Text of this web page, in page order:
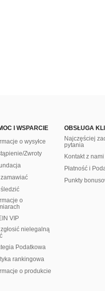
I WSPARCIE
o wysyłce
Zwroty
o
VIP
nielegalną
Podatkowa
rankingowa
o produkcie
OBSŁUGA
Najczęściej
pytania
Kontakt z nami
Płatność i
Punkty